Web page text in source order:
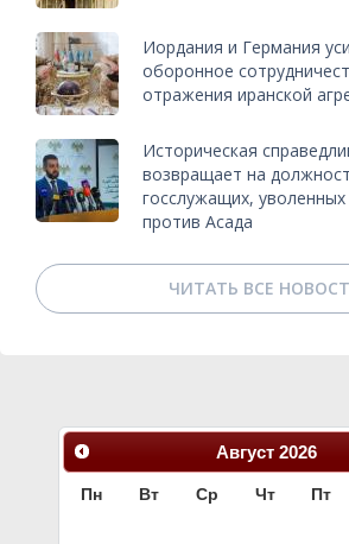
Иордания и Германия
оборонное
отражения иранской
Историческая
возвращает на
госслужащих,
против Асада
ЧИТАТЬ ВСЕ
Август 2026
Пн Вт Ср Чт Пт